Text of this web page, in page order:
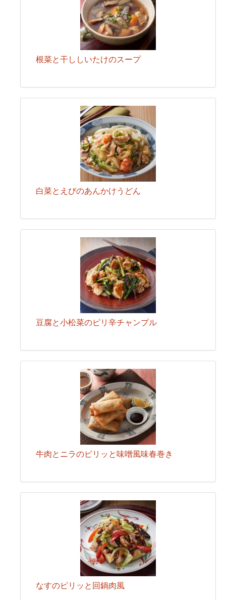
根菜と干ししいたけのスープ
白菜とえびのあんかけうどん
豆腐と小松菜のピリ辛チャンプル
牛肉とニラのピリッと味噌風味春巻き
なすのピリッと回鍋肉風